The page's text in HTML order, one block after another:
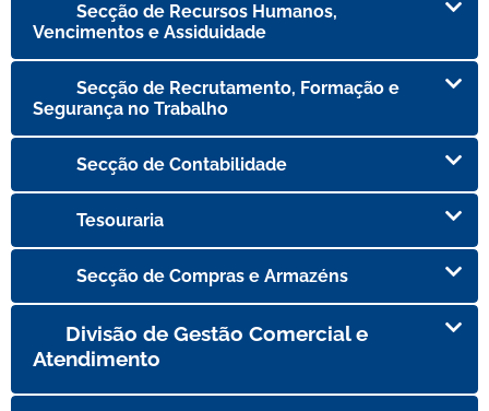
Secção de Recursos Humanos,
Vencimentos e Assiduidade
Secção de Recrutamento, Formação e
Segurança no Trabalho
Secção de Contabilidade
Tesouraria
Secção de Compras e Armazéns
Divisão de Gestão Comercial e
Atendimento